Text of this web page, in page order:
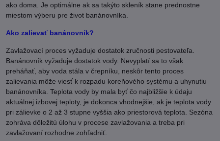
ako doma. Je optimálne ak sa takýto skleník stane prednostne
miestom výberu pre život banánovníka.
Ako zalievať banánovník?
Zavlažovací proces vyžaduje dostatok zručnosti pestovateľa.
Banánovník vyžaduje dostatok vody. Nevyplatí sa to však
preháňať, aby voda stála v črepníku, neskôr tento proces
zalievania môže viesť k rozpadu koreňového systému a uhynutiu
banánovníka. Teplota vody by mala byť čo najbližšie k údaju
aktuálnej izbovej teploty, je dokonca vhodnejšie, ak je teplota vody
pri zálievke o 2 až 3 stupne vyššia ako priestorová teplota. Sezóna
zohráva dôležitú úlohu v procese zavlažovania a treba pri
zavlažovaní rozhodne zohľadniť.